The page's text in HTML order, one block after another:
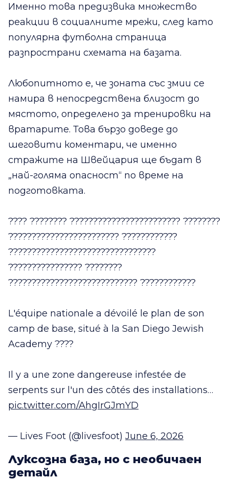
Именно това предизвика множество
реакции в социалните мрежи, след като
популярна футболна страница
разпространи схемата на базата.
Любопитното е, че зоната със змии се
намира в непосредствена близост до
мястото, определено за тренировки на
вратарите. Това бързо доведе до
шеговити коментари, че именно
стражите на Швейцария ще бъдат в
„най-голяма опасност“ по време на
подготовката.
???? ???????? ???????????????????????? ????????
???????????????????????? ????????????
????????????????????????????????
???????????????? ????????
???????????????????????????? ????????????
L'équipe nationale a dévoilé le plan de son
camp de base, situé à la San Diego Jewish
Academy ????
Il y a une zone dangereuse infestée de
serpents sur l'un des côtés des installations…
pic.twitter.com/AhgIrGJmYD
— Lives Foot (@livesfoot) June 6, 2026
Луксозна база, но с необичаен
детайл